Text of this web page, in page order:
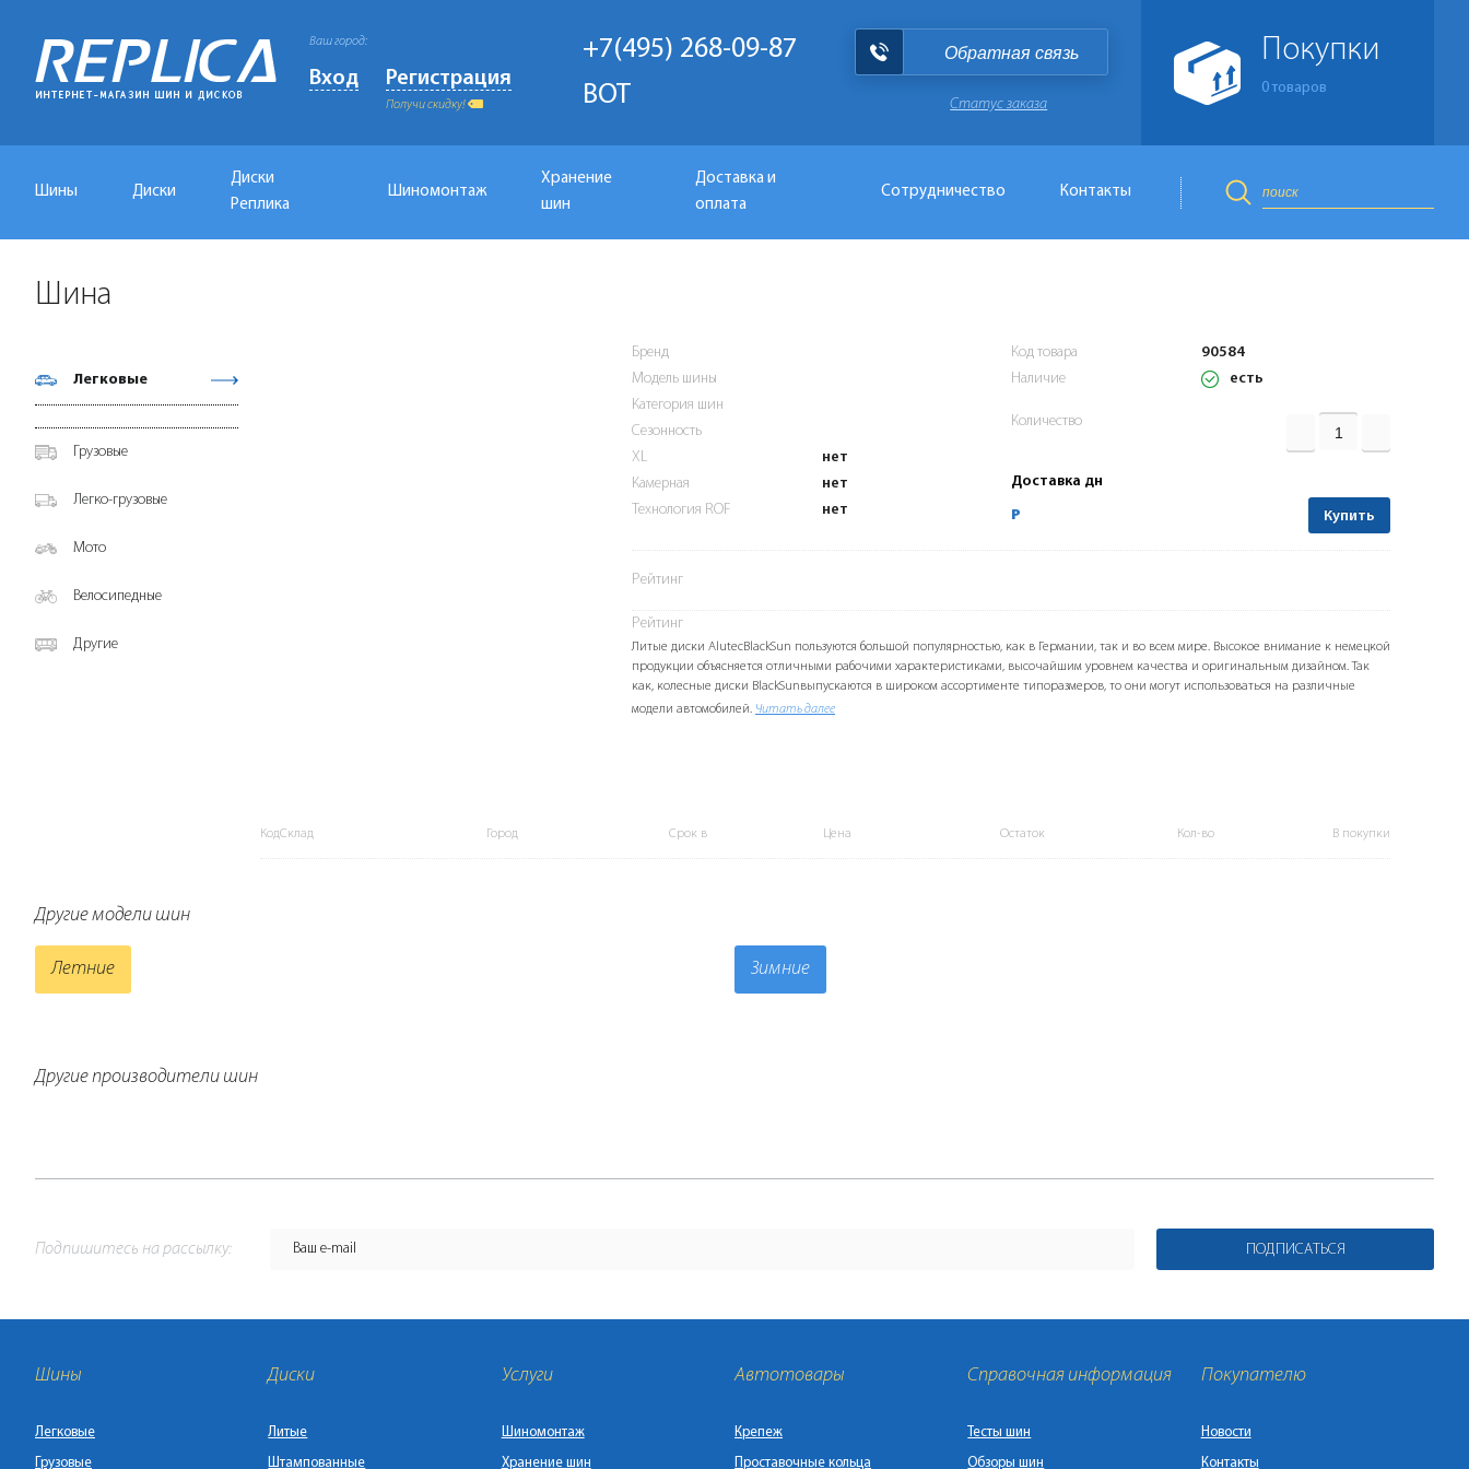
Ваш город:
Вход Регистрация
Получи скидку!
+7(495) 268-09-87
BOT
Обратная связь
Статус заказа
Покупки
0 товаров
Шины Диски
Диски
Реплика
Шиномонтаж
Хранение
шин
Доставка и
оплата
Сотрудничество Контакты
Шина
Легковые
Грузовые
Легко-грузовые
Мото
Велосипедные
Другие
Бренд
Модель шины
Категория шин
Сезонность
XL
нет
Камерная
нет
Технология ROF
нет
Код товара
90584
Наличие
есть
Количество
Доставка дн
Р Купить
Рейтинг
Рейтинг
Литые диски AlutecBlackSun пользуются большой популярностью, как в Германии, так и во всем мире. Высокое внимание к немецкой
продукции объясняется отличными рабочими характеристиками, высочайшим уровнем качества и оригинальным дизайном. Так
как, колесные диски BlackSunвыпускаются в широком ассортименте типоразмеров, то они могут использоваться на различные
модели автомобилей. Читать далее
КодСклад Город Срок в Цена Остаток Кол-во В покупки
Другие модели шин
Летние Зимние
Другие производители шин
Подпишитесь на рассылку: ПОДПИСАТЬСЯ
Шины
Легковые
Грузовые
Диски
Литые
Штампованные
Услуги
Шиномонтаж
Хранение шин
Автотовары
Крепеж
Проставочные кольца
Справочная информация
Тесты шин
Обзоры шин
Покупателю
Новости
Контакты